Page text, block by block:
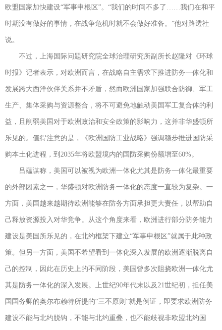
欧盟国家加快建设“军事申根区”。“我们的时间不多了……我们在和平
时期没有做好的事情，在战争危机时就不会做好准备。”他对路透社
说。
不过，上海国际问题研究院全球治理研究所副所长赵隆对《环球
时报》记者表示，对欧洲而言，在战略自主需求下推进防务一体化和
发展跨大西洋伙伴关系并不矛盾，然而欧洲国家加强联合防御、军工
生产、集体采购与资源整合，将不可避免地触动美国军工复合体的利
益，且削弱美国对于欧洲政治和安全政策的影响力，这并非华盛顿所
乐见的。值得注意的是，《欧洲国防工业战略》强调稳步推进国防采
购本土化进程，到2035年将欧盟境内的国防采购份额增至60%。
吕蕴谋称，美国可以被视为欧洲一体化尤其是防务一体化最重要
的外部因素之一，华盛顿对欧洲防务一体化的态度一直较为复杂。一
方面，美国越来越期待欧洲能够在防务方面承担更大责任，以帮助自
己释放资源投入对华竞争。从这个角度来看，欧洲进行部分防务能力
建设是美国所乐见的，在北约框架下建立“军事申根区”就属于此种政
策。但另一方面，美国不希望看到一体化深入发展的欧洲逐渐脱离自
己的控制，因此在历史上的不同阶段，美国曾多次阻挠欧洲一体化尤
其是防务一体化的深入发展。上世纪90年代末以及21世纪初，担任美
国国务卿的奥尔布赖特所提的“三不原则”就是例证，即要求欧洲防务
建设不能与北约脱钩，不能与北约重叠，也不能歧视非欧盟北约国